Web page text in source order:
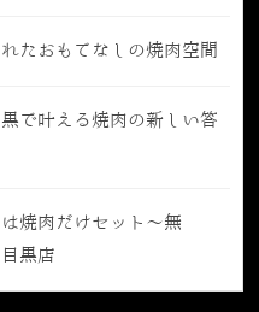
たおもてなしの焼肉空間
で叶える焼肉の新しい答
焼肉だけセット〜無
黒店